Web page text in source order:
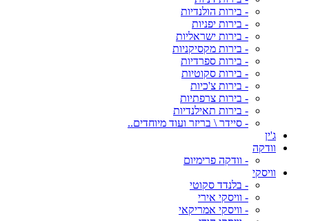
- בירות הולנדיות
- בירות יפניות
- בירות ישראליות
- בירות מקסיקניות
- בירות ספרדיות
- בירות סקוטיות
- בירות צ'כיות
- בירות צרפתיות
- בירות תאילנדיות
- סיידר \ בריזר ועוד מיוחדים..
ג'ין
וודקה
- וודקה פרימיום
וויסקי
- בלנדד סקוטי
- וויסקי אירי
- וויסקי אמריקאי